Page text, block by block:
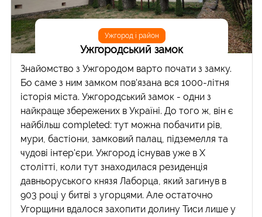
Ужгород і район
Ужгородський замок
Знайомство з Ужгородом варто почати з замку.
Бо саме з ним замком пов'язана вся 1000-літня
історія міста. Ужгородський замок - одни з
найкраще збережених в Україні. До того ж, він є
найбільш completed: тут можна побачити рів,
мури, бастіони, замковий палац, підземелля та
чудові інтер'єри. Ужгород існував уже в X
столітті, коли тут знаходилася резиденція
давньоруського князя Лаборца, який загинув в
903 році у битві з угорцями. Але остаточно
Угорщини вдалося захопити долину Тиси лише у